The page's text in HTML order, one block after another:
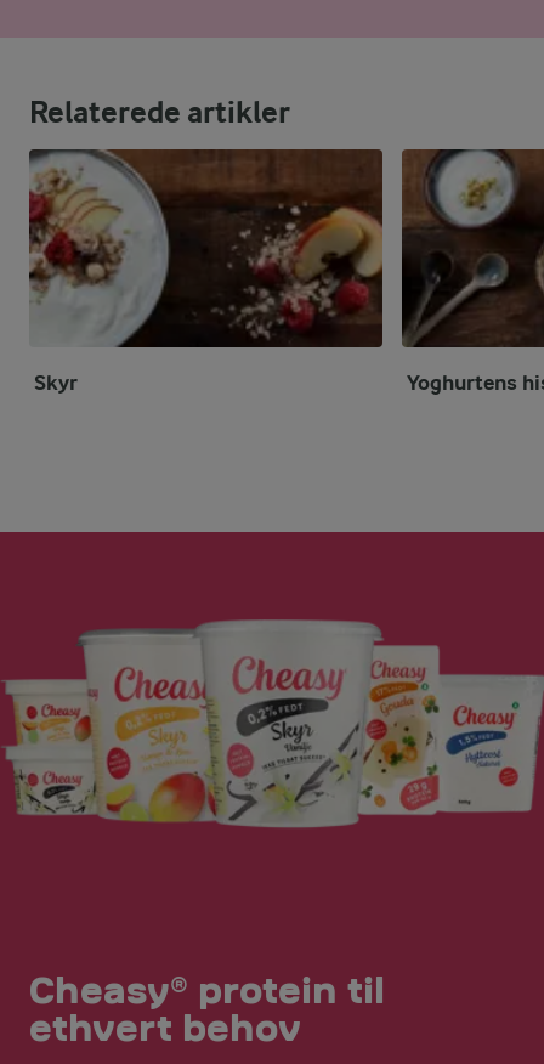
Relaterede artikler
Skyr Yoghurtens
Cheasy® protein til
ethvert behov